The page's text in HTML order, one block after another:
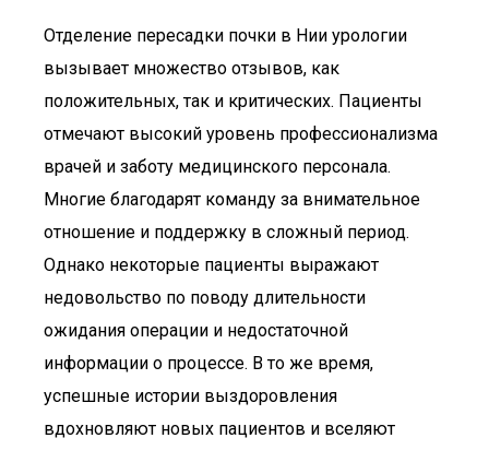
Отделение пересадки почки в Нии урологии
вызывает множество отзывов, как
положительных, так и критических. Пациенты
отмечают высокий уровень профессионализма
врачей и заботу медицинского персонала.
Многие благодарят команду за внимательное
отношение и поддержку в сложный период.
Однако некоторые пациенты выражают
недовольство по поводу длительности
ожидания операции и недостаточной
информации о процессе. В то же время,
успешные истории выздоровления
вдохновляют новых пациентов и вселяют